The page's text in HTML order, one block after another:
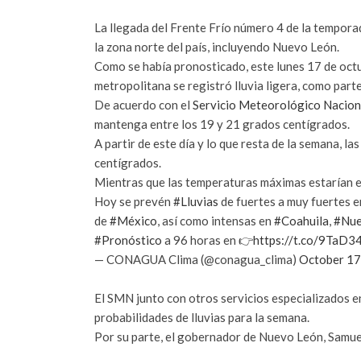
La llegada del Frente Frío número 4 de la
la zona norte del país, incluyendo Nuevo León.
Como se había pronosticado, este lunes 17 de
metropolitana se registró lluvia ligera, como
De acuerdo con el Servicio Meteorológico
mantenga entre los 19 y 21 grados centígrados.
A partir de este día y lo que resta de la semana,
centígrados.
Mientras que las temperaturas máximas
Hoy se prevén #Lluvias de fuertes a muy fuertes
de#México, así como intensas en #Coahuila,
#Pronóstico a 96 horas en 👉https://t.co/
— CONAGUA Clima (@conagua_clima) October
El SMN junto con otros servicios especializados
probabilidades de lluvias para la semana.
Por su parte, el gobernador de Nuevo León,